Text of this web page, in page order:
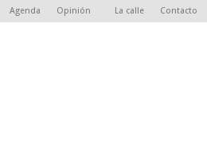
Agenda Opinión La calle Contacto